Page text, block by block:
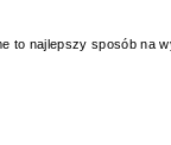
to najlepszy sposób na